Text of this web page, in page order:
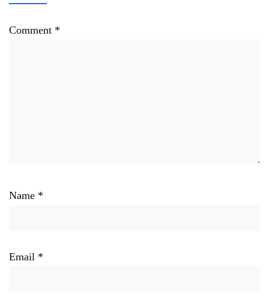
Comment *
Name *
Email *